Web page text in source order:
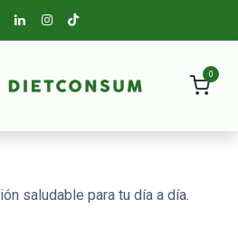
0
saludable para tu día a día.